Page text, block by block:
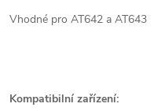
Vhodné pro AT642 a AT643
Kompatibilní zařízení: